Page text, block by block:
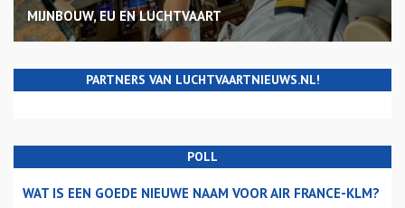
MIJNBOUW, EU EN LUCHTVAART
PARTNERS VAN LUCHTVAARTNIEUWS.NL!
POLL
WAT IS EEN GOEDE NIEUWE NAAM VOOR AIR FRANCE-KLM?